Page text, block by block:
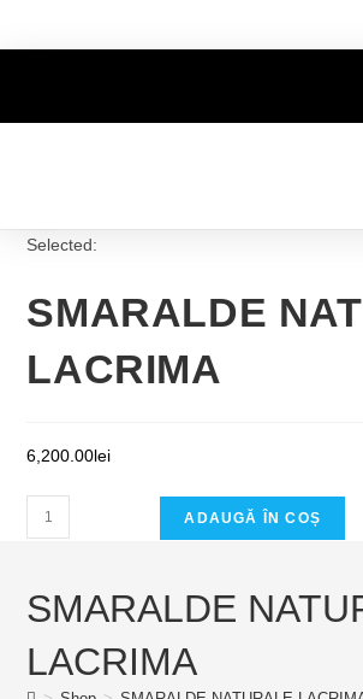
Selected:
SMARALDE
LACRIMA
6,200.00lei
ADAUGĂ ÎN COȘ
SMARALDE
LACRIMA